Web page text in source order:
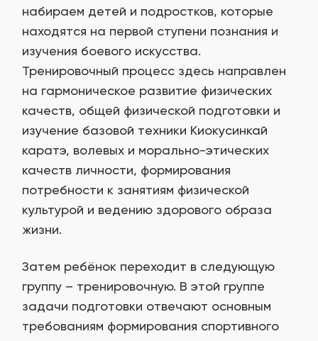
набираем детей и подростков, которые
находятся на первой ступени познания и
изучения боевого искусства.
Тренировочный процесс здесь направлен
на гармоническое развитие физических
качеств, общей физической подготовки и
изучение базовой техники Киокусинкай
каратэ, волевых и морально-этических
качеств личности, формирования
потребности к занятиям физической
культурой и ведению здорового образа
жизни.
Затем ребёнок переходит в следующую
группу – тренировочную. В этой группе
задачи подготовки отвечают основным
требованиям формирования спортивного